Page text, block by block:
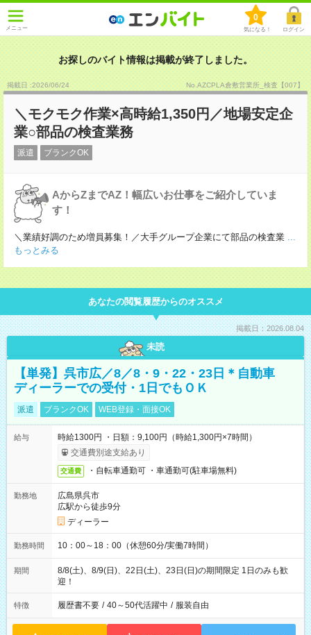
メニュー
0
気になる！ ログイン
お探しのバイト情報は掲載が終了しました。
掲載日 :2026/06/24 No.AZCPLA倉敷営業所_検査【007】
＼モクモク作業×高時給1,350円／地場安定企
業○部品の検査業務
派遣 ブランクOK
AからZまでAZ！幅広いお仕事をご紹介していま
す！
＼業績好調のため増員募集！／大手グループ企業にて部品の検査業 ...
もっとみる
あなたの閲覧履歴からのオススメ
掲載日：2026.08.04
未読
【単発】呉市広／8／8・9・22・23日＊自動車
ディーラーでの受付・1日でもＯＫ
派遣 ブランクOK WEB登録・面接OK
給与
時給1300円 ・日額：9,100円（時給1,300円×7時間）
交通費別途支給あり
交通費 ・自転車通勤可 ・車通勤可(駐車場無料)
勤務地
広島県呉市
広駅から徒歩9分
ディーラー
勤務時間 10：00～18：00（休憩60分/実働7時間）
期間
8/8(土)、8/9(日)、22日(土)、23日(日)の期間限定 1日のみも歓
迎！
特徴 履歴書不要 / 40～50代活躍中 / 服装自由